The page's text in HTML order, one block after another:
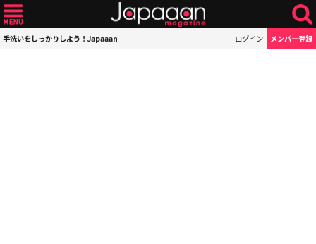
手洗いをしっかりしよう！Japaaan ログイン メンバー登録